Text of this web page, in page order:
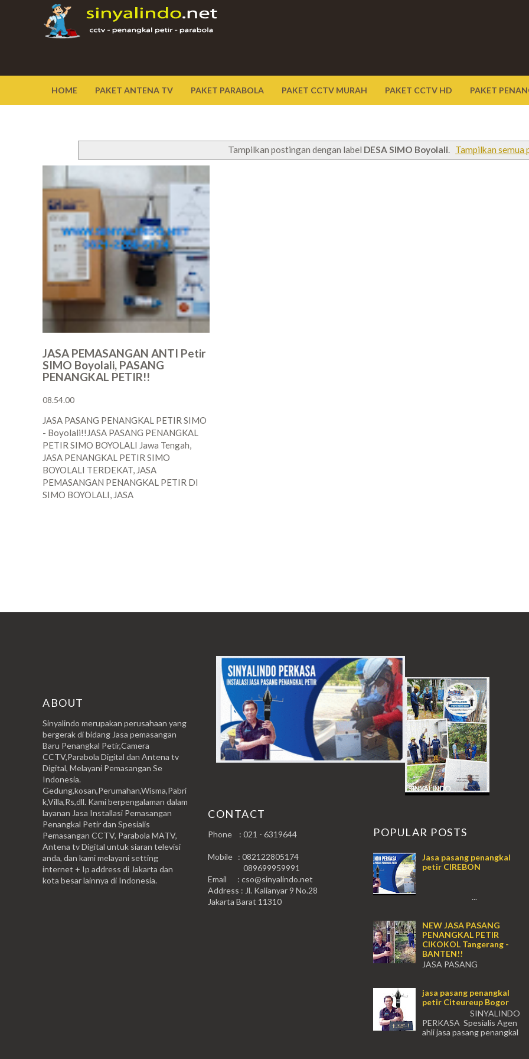
HOME PAKET ANTENA TV PAKET PARABOLA PAKET CCTV MURAH PAKET CCTV HD PAKET
Tampilkan postingan dengan label DESA SIMO Boyolali. Tampilkan semua
JASA PEMASANGAN ANTI Petir
SIMO Boyolali, PASANG
PENANGKAL PETIR!!
08.54.00
JASA PASANG PENANGKAL PETIR SIMO
- Boyolali!!JASA PASANG PENANGKAL
PETIR SIMO BOYOLALI Jawa Tengah,
JASA PENANGKAL PETIR SIMO
BOYOLALI TERDEKAT, JASA
PEMASANGAN PENANGKAL PETIR DI
SIMO BOYOLALI, JASA
ABOUT
Sinyalindo merupakan perusahaan yang
bergerak di bidang Jasa pemasangan
Baru Penangkal Petir,Camera
CCTV,Parabola Digital dan Antena tv
Digital, Melayani Pemasangan Se
Indonesia.
Gedung,kosan,Perumahan,Wisma,Pabri
k,Villa,Rs,dll. Kami berpengalaman dalam
layanan Jasa Installasi Pemasangan
Penangkal Petir dan Spesialis
Pemasangan CCTV, Parabola MATV,
Antena tv Digital untuk siaran televisi
anda, dan kami melayani setting
internet + Ip address di Jakarta dan
kota besar lainnya di Indonesia.
CONTACT
Phone : 021 - 6319644
Mobile : 082122805174
089699959991
Email : cso@sinyalindo.net
Address : Jl. Kalianyar 9 No.28
Jakarta Barat 11310
POPULAR POSTS
Jasa pasang penangkal
petir CIREBON
...
NEW JASA PASANG
PENANGKAL PETIR
CIKOKOL Tangerang -
BANTEN!!
JASA PASANG
PENANGKAL PETIR CIKOKOL
TANGERANG , JASA PENANGKAL
PETIR CIKOKOL TANGERANG ...
jasa pasang penangkal
petir Citeureup Bogor
SINYALINDO
PERKASA Spesialis Agen
ahli jasa pasang penangkal